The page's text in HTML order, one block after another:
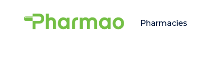
Pharmacies